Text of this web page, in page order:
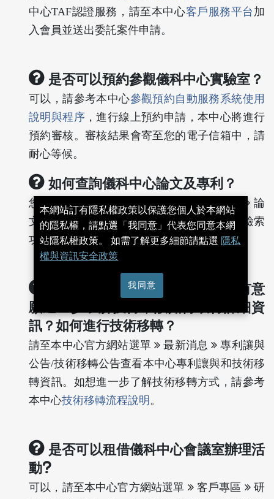
中心TAF認證服務，請至本中心客戶服務平台 加
入會員並送出委託案件申請。
是否可以預約參觀儀科中心實驗室？
可以，請參考本中心參觀預約自動服務系統使用
說明與程序 ，進行線上預約申請，本中心將進行
預約審核。審核結果會寄至您的電子信箱中，請
耐心等候。
如何查詢儀科中心論文及專利？
您可以至本中心官方網站選單 研究發展
論
文/專利進行查看，亦可使用網站上方關鍵字檢索
功能進行查詢。
如果對於儀科中心之專利與技術有意
願進一步了解技轉，該如何取得詳細資
訊？如何進行技術移轉？
請至本中心官方網站選單 最新消息
專利讓與
公告/技術移轉公告查看本中心專利讓與和技術移
轉資訊。如想進一步了解技術移轉方式，請參考
本中心技術移轉流程說明 。
是否可以租借儀科中心會議室辦理活
動?
可以，請至本中心官方網站選單 客戶專區
研
本網站訂有隱私權政策以保護您個人於本網站
的隱私權，請點選「我同意」代表您同意本網
站隱私權政策。 如需了解更多細節請點選 隱私
權與資訊安全政策
我同意